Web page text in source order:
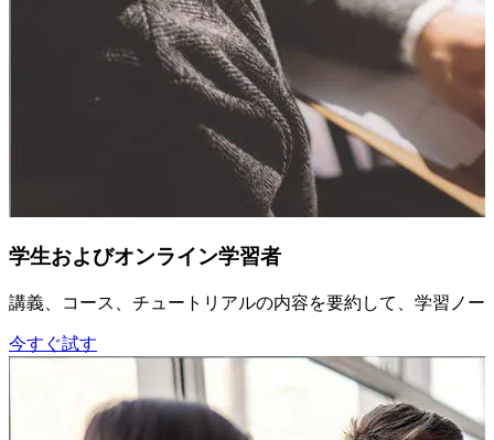
学生およびオンライン学習者
講義、コース、チュートリアルの内容を要約して、学習ノ
今すぐ試す